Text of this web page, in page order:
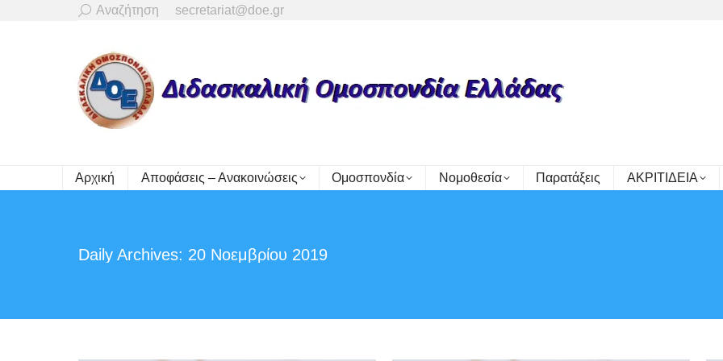
Search:
Αναζήτηση secretariat@doe.gr
Αρχική Αποφάσεις – Ανακοινώσεις Ομοσπονδία Νομοθεσία Παρατάξεις ΑΚΡΙΤΙΔΕΙΑ
Daily Archives: 20 Νοεμβρίου 2019